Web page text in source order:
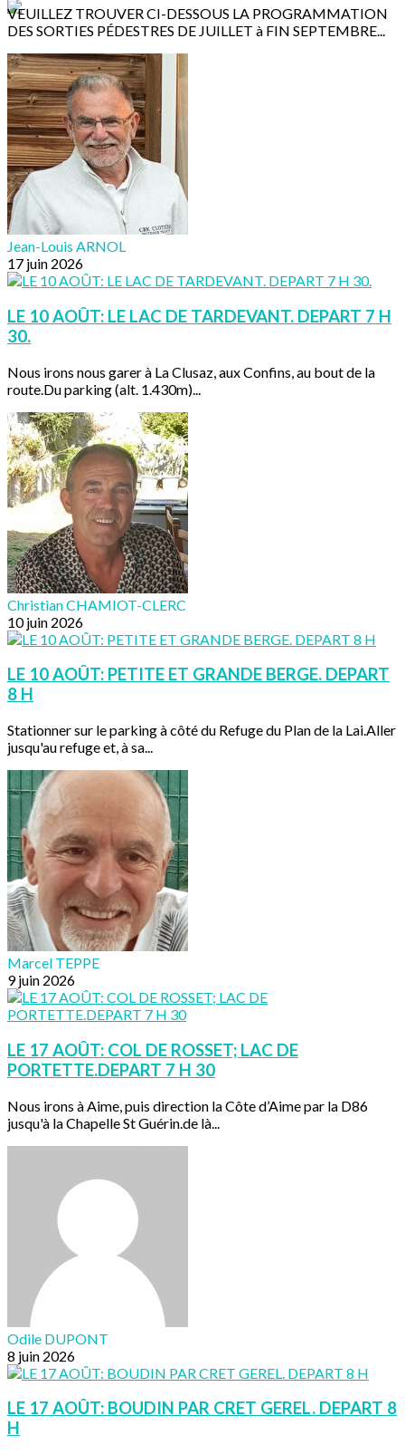
VEUILLEZ TROUVER CI-DESSOUS LA PROGRAMMATION
DES SORTIES PÉDESTRES DE JUILLET à FIN SEPTEMBRE...
Jean-Louis ARNOL
17 juin 2026
LE 10 AOÛT: LE LAC DE TARDEVANT. DEPART 7 H
30.
Nous irons nous garer à La Clusaz, aux Confins, au bout de la
route.Du parking (alt. 1.430m)...
Christian CHAMIOT-CLERC
10 juin 2026
LE 10 AOÛT: PETITE ET GRANDE BERGE. DEPART
8 H
Stationner sur le parking à côté du Refuge du Plan de la Lai.Aller
jusqu'au refuge et, à sa...
Marcel TEPPE
9 juin 2026
LE 17 AOÛT: COL DE ROSSET; LAC DE
PORTETTE.DEPART 7 H 30
Nous irons à Aime, puis direction la Côte d’Aime par la D86
jusqu'à la Chapelle St Guérin.de là...
Odile DUPONT
8 juin 2026
LE 17 AOÛT: BOUDIN PAR CRET GEREL. DEPART 8
H